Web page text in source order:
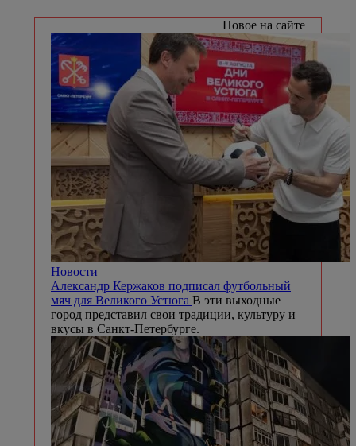
Новое на сайте
Новости
Александр Кержаков подписал футбольный
мяч для Великого Устюга В эти выходные
город представил свои традиции, культуру и
вкусы в Санкт-Петербурге.